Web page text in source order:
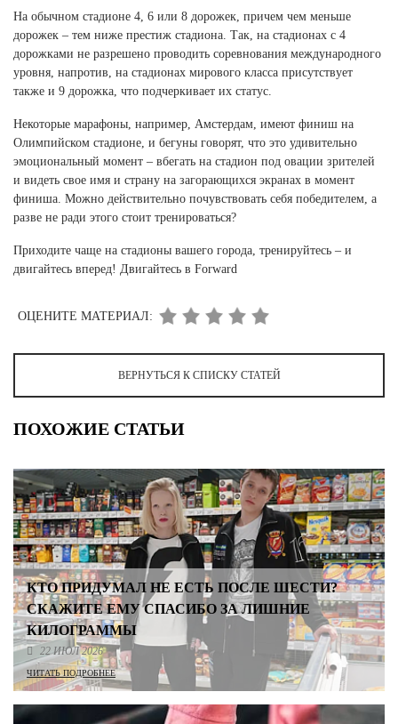
На обычном стадионе 4, 6 или 8 дорожек, причем чем меньше
дорожек – тем ниже престиж стадиона. Так, на стадионах с 4
дорожками не разрешено проводить соревнования международного
уровня, напротив, на стадионах мирового класса присутствует
также и 9 дорожка, что подчеркивает их статус.
Некоторые марафоны, например, Амстердам, имеют финиш на
Олимпийском стадионе, и бегуны говорят, что это удивительно
эмоциональный момент – вбегать на стадион под овации зрителей
и видеть свое имя и страну на загорающихся экранах в момент
финиша. Можно действительно почувствовать себя победителем, а
разве не ради этого стоит тренироваться?
Приходите чаще на стадионы вашего города, тренируйтесь – и
двигайтесь вперед! Двигайтесь в Forward
ОЦЕНИТЕ МАТЕРИАЛ:
ВЕРНУТЬСЯ К СПИСКУ СТАТЕЙ
ПОХОЖИЕ СТАТЬИ
КТО ПРИДУМАЛ НЕ ЕСТЬ ПОСЛЕ ШЕСТИ?
СКАЖИТЕ ЕМУ СПАСИБО ЗА ЛИШНИЕ
КИЛОГРАММЫ
22 ИЮЛ 2026
ЧИТАТЬ ПОДРОБНЕЕ